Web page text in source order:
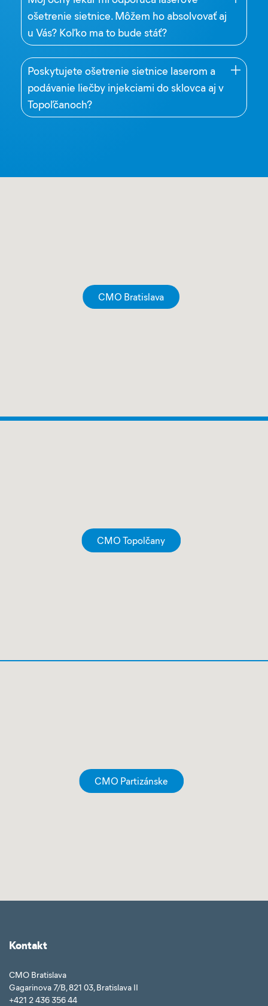
ošetrenie sietnice. Môžem ho absolvovať aj
u Vás? Koľko ma to bude stáť?
Poskytujete ošetrenie sietnice laserom a
podávanie liečby injekciami do sklovca aj v
Topoľčanoch?
CMO Bratislava
CMO Topolčany
CMO Partizánske
Kontakt
CMO Bratislava
Gagarinova 7/B, 821 03, Bratislava II
+421 2 436 356 44